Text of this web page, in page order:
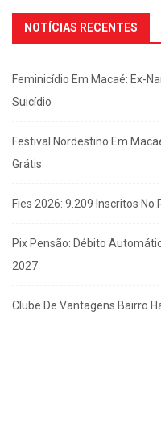
NOTÍCIAS RECENTES
Feminicídio Em Macaé: Ex-
Suicídio
Festival Nordestino Em
Grátis
Fies 2026: 9.209 Inscritos No
Pix Pensão: Débito
2027
Clube De Vantagens Bairro